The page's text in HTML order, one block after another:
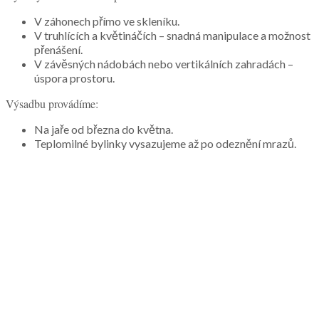
V záhonech přímo ve skleníku.
V truhlících a květináčích – snadná manipulace a možnost
přenášení.
V závěsných nádobách nebo vertikálních zahradách –
úspora prostoru.
Výsadbu provádíme:
Na jaře od března do května.
Teplomilné bylinky vysazujeme až po odeznění mrazů.